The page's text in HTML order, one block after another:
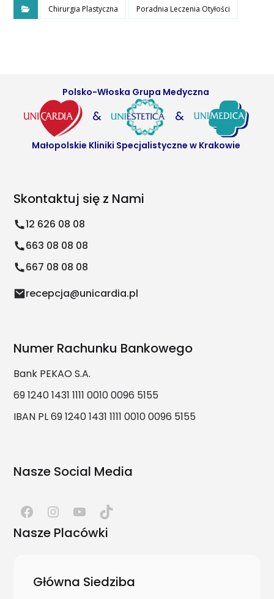
Chirurgia Plastyczna Poradnia Leczenia Otyłości
Polsko-Włoska Grupa Medyczna
& &
Małopolskie Kliniki Specjalistyczne w Krakowie
Skontaktuj się z Nami
12 626 08 08
663 08 08 08
667 08 08 08
recepcja@unicardia.pl
Numer Rachunku Bankowego
Bank PEKAO S.A.
69 1240 1431 1111 0010 0096 5155
IBAN PL 69 1240 1431 1111 0010 0096 5155
Nasze Social Media
Nasze Placówki
Główna Siedziba